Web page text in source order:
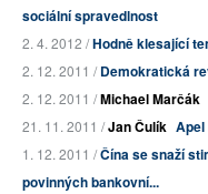
sociální spravedlnost
2. 4. 2012 /Hodně klesající
2. 12. 2011 /Demokratická
2. 12. 2011 /Michael Marčák
21. 11. 2011 /Jan Čulík
1. 12. 2011 /Čína se snaží
povinných bankovní...